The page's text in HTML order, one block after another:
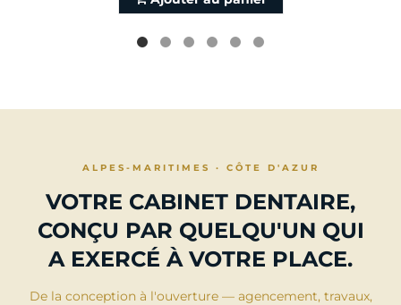
ALPES-MARITIMES · CÔTE D'AZUR
VOTRE CABINET DENTAIRE,
CONÇU PAR QUELQU'UN QUI
A EXERCÉ À VOTRE PLACE.
De la conception à l'ouverture — agencement, travaux,